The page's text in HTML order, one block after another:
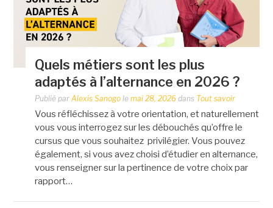
Quels métiers sont les plus
adaptés à l’alternance en 2026 ?
Publié parAlexis Sanogo lemai 28, 2026 dans Tout savoir
Vous réfléchissez à votre orientation, et naturellement
vous vous interrogez sur les débouchés qu’offre le
cursus que vous souhaitez privilégier. Vous pouvez
également, si vous avez choisi d’étudier en alternance,
vous renseigner sur la pertinence de votre choix par
rapport…